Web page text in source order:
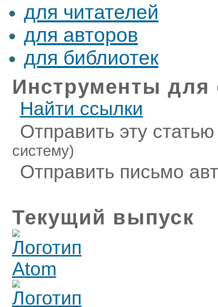
для читателей
для авторов
для библиотек
Инструменты для
Найти ссылки
Отправить эту
систему)
Отправить письмо
Текущий выпуск